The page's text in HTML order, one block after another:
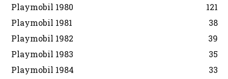
Playmobil 1980
121
Playmobil 1981
38
Playmobil 1982
39
Playmobil 1983
35
Playmobil 1984
33